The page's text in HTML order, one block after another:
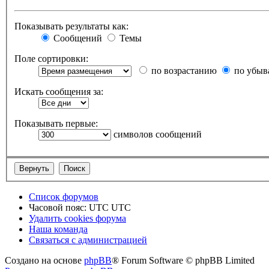
Показывать результаты как:
Сообщений
Темы
Поле сортировки:
по возрастанию
по
Искать сообщения за:
Показывать первые:
символов сообщений
Список форумов
Часовой пояс: UTC UTC
Удалить cookies форума
Наша команда
Связаться с администрацией
Создано на основе phpBB® Forum Software © phpBB Limited